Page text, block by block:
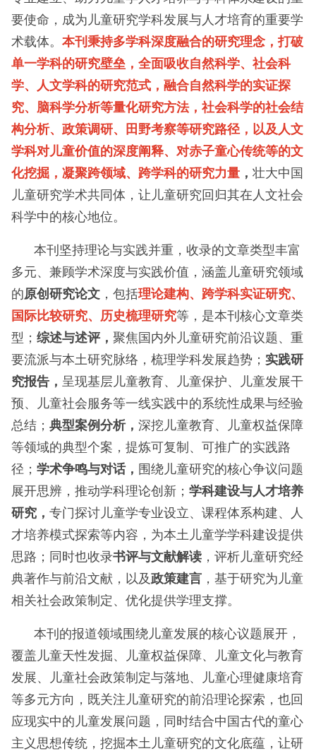
要使命，成为儿童研究学科发展与人才培育的重要学
术载体。 本刊秉持多学科深度融合的研究理念，打破
单一学科的研究壁垒，全面吸收自然科学、社会科
学、人文学科的研究范式，融合自然科学的实证探
究、脑科学分析等量化研究方法，社会科学的社会结
构分析、政策调研、田野考察等研究路径，以及人文
学科对儿童价值的深度阐释、对赤子童心传统等的文
化挖掘，凝聚跨领域、跨学科的研究力量 ， 壮大中国
儿童研究学术共同体，让儿童研究回归其在人文社会
科学中的核心地位。
本刊坚持理论与实践并重，收录的文章类型丰富
多元、兼顾学术深度与实践价值，涵盖儿童研究领域
的原创研究论文 ，包括理论建构、跨学科实证研究、
国际比较研究、历史梳理研究等，是本刊核心文章类
型； 综述与述评， 聚焦国内外儿童研究前沿议题、重
要流派与本土研究脉络，梳理学科发展趋势； 实践研
究报告， 呈现基层儿童教育、儿童保护、儿童发展干
预、儿童社会服务等一线实践中的系统性成果与经验
总结； 典型案例分析， 深挖儿童教育、儿童权益保障
等领域的典型个案，提炼可复制、可推广的实践路
径； 学术争鸣与对话， 围绕儿童研究的核心争议问题
展开思辨，推动学科理论创新； 学科建设与人才培养
研究， 专门探讨儿童学专业设立、课程体系构建、人
才培养模式探索等内容，为本土儿童学学科建设提供
思路；同时也收录书评与文献解读 ，评析儿童研究经
典著作与前沿文献，以及政策建言 ，基于研究为儿童
相关社会政策制定、优化提供学理支撑。
本刊的报道领域围绕儿童发展的核心议题展开，
覆盖儿童天性发掘、儿童权益保障、儿童文化与教育
发展、儿童社会政策制定与落地、儿童心理健康培育
等多元方向，既关注儿童研究的前沿理论探索，也回
应现实中的儿童发展问题，同时结合中国古代的童心
主义思想传统，挖掘本土儿童研究的文化底蕴，让研